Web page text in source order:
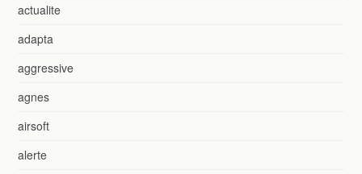
actualite
adapta
aggressive
agnes
airsoft
alerte